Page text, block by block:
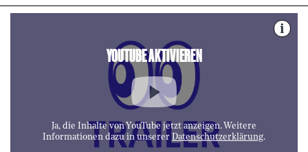
YOUTUBE AKTIVIEREN
i
Ja, die Inhalte von YouTube jetzt anzeigen. Weitere
Informationen dazu in unserer Datenschutzerklärung.